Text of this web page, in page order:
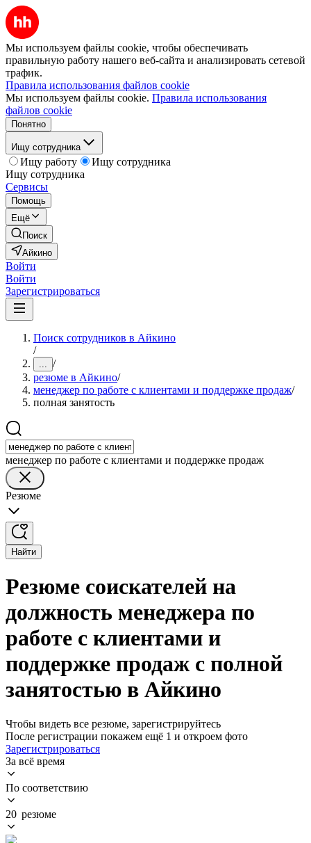
Мы используем файлы cookie, чтобы обеспечивать
правильную работу нашего веб-сайта и анализировать сетевой
трафик.
Правила использования файлов cookie
Мы используем файлы cookie. Правила использования
файлов cookie
Понятно
Ищу сотрудника
Ищу работу
Ищу сотрудника
Ищу сотрудника
Сервисы
Помощь
Ещё
Поиск
Айкино
Войти
Войти
Зарегистрироваться
Поиск сотрудников в Айкино
/
... /
резюме в Айкино/
менеджер по работе с клиентами и поддержке продаж/
полная занятость
менеджер по работе с клиентами и поддержке продаж
Резюме
Найти
Резюме соискателей на
должность менеджера по
работе с клиентами и
поддержке продаж с полной
занятостью в Айкино
Чтобы видеть все резюме, зарегистрируйтесь
После регистрации покажем ещё 1 и откроем фото
Зарегистрироваться
За всё время
По соответствию
20 резюме